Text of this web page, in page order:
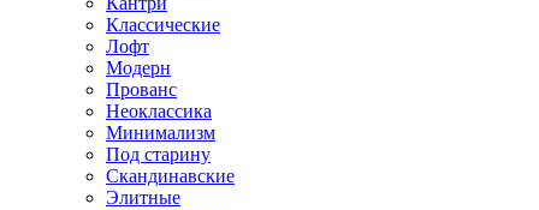
Классические
Лофт
Модерн
Прованс
Неоклассика
Минимализм
Под старину
Скандинавские
Элитные